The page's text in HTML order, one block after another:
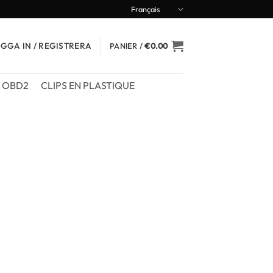
Français
IN / REGISTRERA PANIER /€0.00
OBD2 CLIPS EN PLASTIQUE